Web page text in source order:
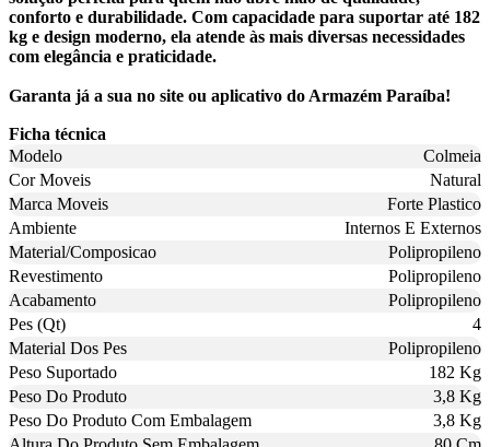
conforto e durabilidade. Com capacidade para suportar até 182
kg e design moderno, ela atende às mais diversas necessidades
com elegância e praticidade.
Garanta já a sua no site ou aplicativo do Armazém Paraíba!
Ficha técnica
Modelo
Colmeia
Cor Moveis
Natural
Marca Moveis
Forte Plastico
Ambiente
Internos E Externos
Material/Composicao
Polipropileno
Revestimento
Polipropileno
Acabamento
Polipropileno
Pes (Qt)
4
Material Dos Pes
Polipropileno
Peso Suportado
182 Kg
Peso Do Produto
3,8 Kg
Peso Do Produto Com Embalagem
3,8 Kg